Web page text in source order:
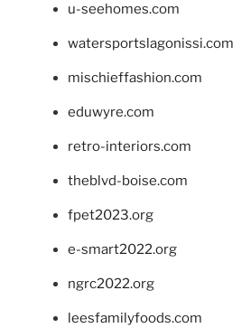
u-seehomes.com
watersportslagonissi.com
mischieffashion.com
eduwyre.com
retro-interiors.com
theblvd-boise.com
fpet2023.org
e-smart2022.org
ngrc2022.org
leesfamilyfoods.com